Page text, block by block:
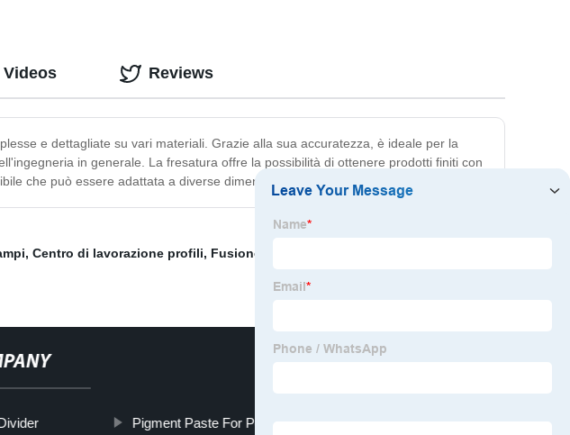
e dettagliate su vari materiali. Grazie alla sua accuratezza, è ideale per la
in generale. La fresatura offre la possibilità di ottenere prodotti finiti con
che può essere adattata a diverse dimensioni e tipi di progetti.
Videos Reviews
, Centro di lavorazione profili, Fusione e lavorazione
Pigment Paste For Polyurethane Floor Coating